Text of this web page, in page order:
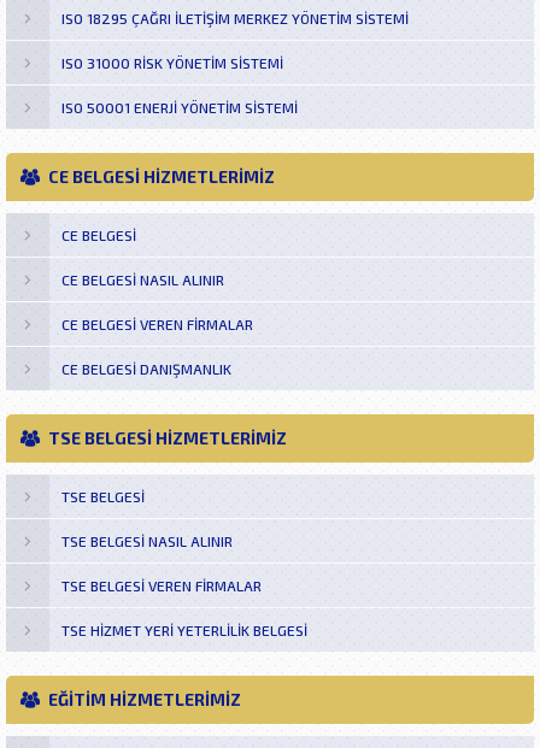
ISO 18295 ÇAĞRI İLETİŞİM MERKEZ YÖNETİM SİSTEMİ
ISO 31000 RİSK YÖNETİM SİSTEMİ
ISO 50001 ENERJİ YÖNETİM SİSTEMİ
CE BELGESİ HİZMETLERİMİZ
CE BELGESI
CE BELGESI NASIL ALINIR
CE BELGESI VEREN FIRMALAR
CE BELGESI DANIŞMANLIK
TSE BELGESİ HİZMETLERİMİZ
TSE BELGESI
TSE BELGESI NASIL ALINIR
TSE BELGESI VEREN FIRMALAR
TSE HIZMET YERI YETERLILIK BELGESI
EĞİTİM HİZMETLERİMİZ